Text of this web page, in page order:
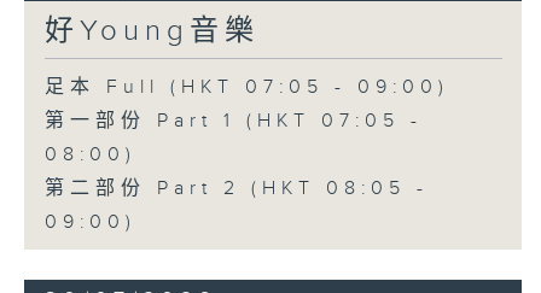
好Young音樂
足本 Full (HKT 07:05 - 09:00)
第一部份 Part 1 (HKT 07:05 -
08:00)
第二部份 Part 2 (HKT 08:05 -
09:00)